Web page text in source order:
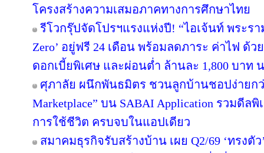
โครงสร้างความเสมอภาคทางการศึกษาไทย
รีโวกรุ๊ปจัดโปรฯแรงแห่งปี! “ไอเจ้นท์ พระรา
Zero’ อยู่ฟรี 24 เดือน พร้อมลดภาระ ค่าไฟ ด้
ดอกเบี้ยพิเศษ และผ่อนต่ำ ล้านละ 1,800 บาท
ศุภาลัย ผนึกพันธมิตร ชวนลูกบ้านชอปง่ายกว่
Marketplace” บน SABAI Application รวมดีล
การใช้ชีวิต ครบจบในแอปเดียว
สมาคมธุรกิจรับสร้างบ้าน เผย Q2/69 ‘ทรง